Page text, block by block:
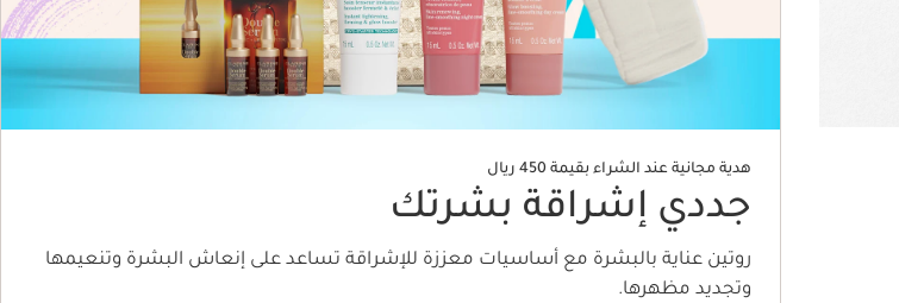
هدية مجانية عند الشراء بقيمة 450 ريال
جددي إشراقة بشرتك
روتين عناية بالبشرة مع أساسيات معززة للإشراقة تساعد على إنعاش البشرة وتنعيمها
وتجديد مظهرها.